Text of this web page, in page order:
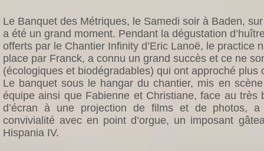
Le Banquet des Métriques, le Samedi soir à Baden,
a été un grand moment. Pendant la dégustation
offerts par le Chantier Infinity d’Eric Lanoë, le practice
place par Franck, a connu un grand succès et ce ne
(écologiques et biodégradables) qui ont approché
Le banquet sous le hangar du chantier, mis en
équipe ainsi que Fabienne et Christiane, face au très
d’écran à une projection de films et de photos,
convivialité avec en point d’orgue, un imposant
Hispania IV.